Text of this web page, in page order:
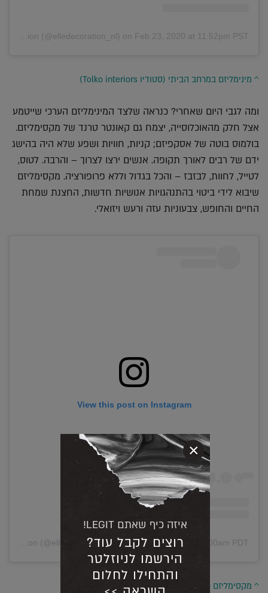
on Feb 23, 2020 at 11:52pm PST
^ מינימליזם במרחב הביתי (סטודיו Tolko interiors)
ומה לגבי היום שאחרי? כנראה שלצד המינימליזם הערכי שייטמע
אצל חלק מהאוכלוסייה, יצמח גם קאונטר טרנד של מקסימליזם.
בולמוס בוטה של אסקפיזם; קניות, חוויות ושפע שלא היה בהישג
ידם של רבים לאורך תקופה. אנשים ירצו לצרוך – והרבה. לטוס,
לטייל, לחוות, לבזבז – והכל בגדול וללא פרופורציה. מקסימליזם
שיבוא לידי ביטוי בהתנהגויות אנושיות חדשות, החצנת שמחת
החיים והחופש, צבעוניות עזה ורעש ויזואלי.
View this post on Instagram
A post shared by ELLE Decoration (@elledecoration_nl) onMar 21, 2020 at 12:00am PDT
^ מקסימליזם רועש בחנות המותג ACE & TATE
איזה כיף שאתם LEGIT!
רוצים לקבל עוד?
הירשמו לניוזלטר
והתחילו לחלום
×